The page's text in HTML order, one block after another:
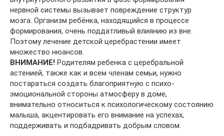
нервной системы вызывает повреждение структур
мозга. Организм ребёнка, находящийся в процессе
формирования, очень поддатливый влиянию из вне.
Поэтому лечение детской церебрастении имеет
множество нюансов.
ВНИМАНИЕ! Родителям ребенка с церебральной
астенией, также как и всем членам семьи, нужно
постараться создать благоприятную с психо-
эмоциональной стороны атмосферу в доме,
внимательно относиться к психологическому состоянию
малыша, акцентировать его внимание на успехах,
поддерживать и подбадривать добрым словом.